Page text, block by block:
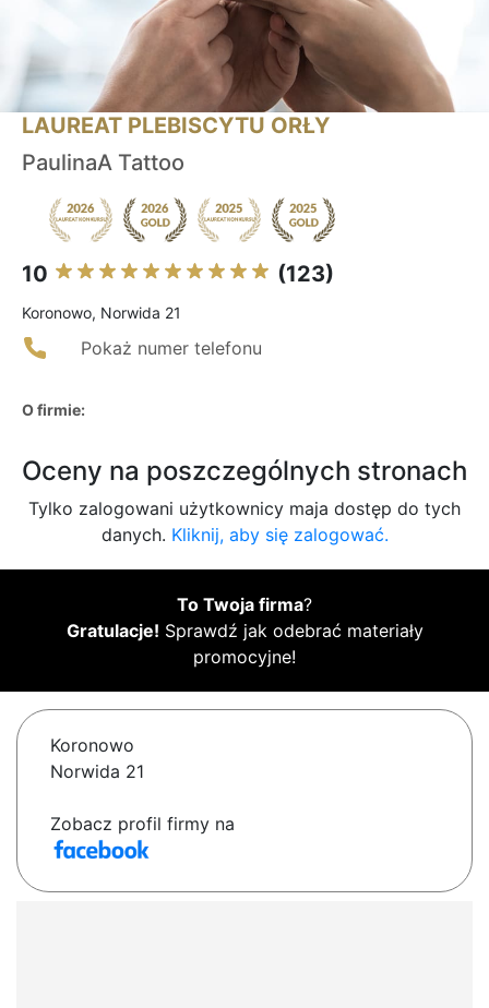
LAUREAT PLEBISCYTU ORŁY
PaulinaA Tattoo
10 (123)
Koronowo, Norwida 21
Pokaż numer telefonu
O firmie:
Oceny na poszczególnych stronach
Tylko zalogowani użytkownicy maja dostęp do tych
danych. Kliknij, aby się zalogować.
To Twoja firma?
Gratulacje! Sprawdź jak odebrać materiały
promocyjne!
Koronowo
Norwida 21
Zobacz profil firmy na